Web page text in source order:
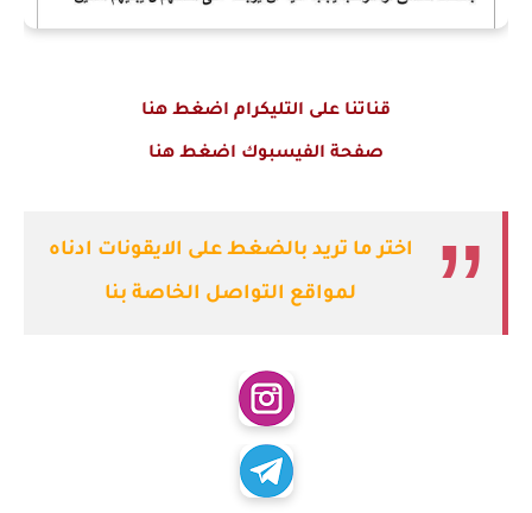
قناتنا على التليكرام اضغط هنا
صفحة الفيسبوك اضغط هنا
اختر ما تريد بالضغط على الايقونات ادناه
لمواقع التواصل الخاصة بنا